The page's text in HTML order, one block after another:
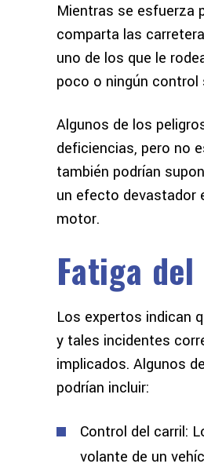
Mientras se esfuerza
comparta las
uno de los que le
poco o ningún control
Algunos de los
deficiencias, pero no
también podrían
un efecto devastador
motor.
Fatiga
Los expertos indican
y tales incidentes
implicados. Algunos
podrían incluir:
Control del carril:
volante de un